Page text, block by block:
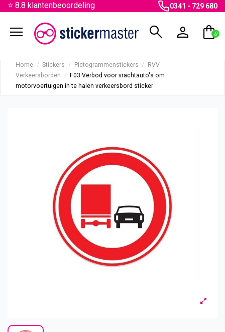
⭐ 8.8 klantenbeoordeling 0341 - 729 680
menu search person shopping_bag
0
Home Stickers Pictogrammenstickers
RVV
Verkeersborden
F03 Verbod voor vrachtauto's om
motorvoertuigen in te halen verkeersbord sticker